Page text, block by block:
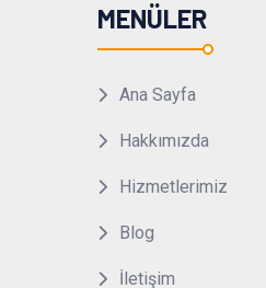
MENÜLER
Ana Sayfa
Hakkımızda
Hizmetlerimiz
Blog
İletişim